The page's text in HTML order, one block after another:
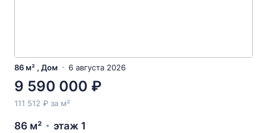
86 м² , Дом 6 августа 2026
9 590 000 ₽
111 512 ₽ за м²
86 м² этаж 1